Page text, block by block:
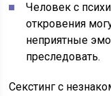
Человек с
откровения
неприятные
преследовать.
Секстинг с